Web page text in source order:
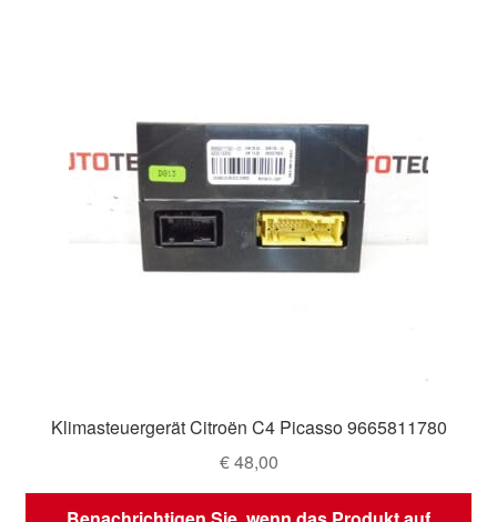
Klimasteuergerät Citroën C4 Picasso 9665811780
€48,00